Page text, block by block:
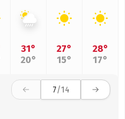
31°
20°
27°
15°
28°
17°
7/14